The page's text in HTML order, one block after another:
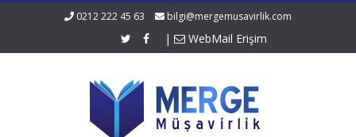
0212 222 45 63 bilgi@mergemusavirlik.com
| WebMail Erişim